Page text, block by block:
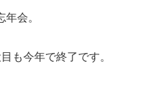
会。
も今年で終了です。